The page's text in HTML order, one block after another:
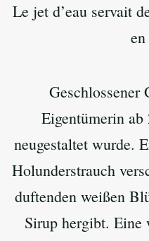
Le jet d’eau servait
Geschlossener
Eigentümerin
neugestaltet wurde.
Holunderstrauch
duftenden weißen
Sirup hergibt. Eine